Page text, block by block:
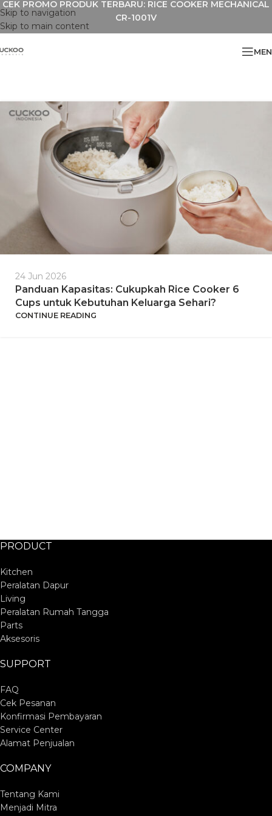
Skip to navigation
Skip to main content
CEK PROMO PRODUK TERBARU: RICE COOKER MECHANICAL
CR-1001V
24 Jun 2026
Panduan Kapasitas: Cukupkah Rice Cooker 6
Cups untuk Kebutuhan Keluarga Sehari?
CONTINUE READING
PRODUCT
Kitchen
Peralatan Dapur
Living
Peralatan Rumah Tangga
Parts
Aksesoris
SUPPORT
FAQ
Cek Pesanan
Konfirmasi Pembayaran
Service Center
Alamat Penjualan
COMPANY
Tentang Kami
Menjadi Mitra